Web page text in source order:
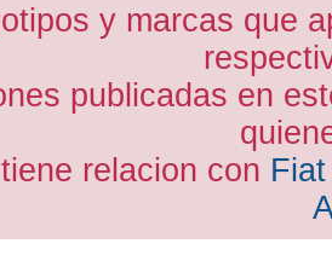
y marcas que
publicadas en
relacion con